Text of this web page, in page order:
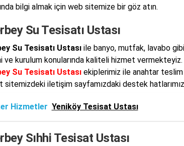
bilgi almak için web sitemize bir göz atın.
Su Tesisatı Ustası
Su Tesisatı Ustasıile banyo, mutfak, lavabo gibi
ve kurulum konularında kaliteli hizmet
Su Tesisatı Ustasıekiplerimiz ile anahtar
sitemizdeki iletişim sayfamızdaki destek
Hizmetler Yeniköy Tesisat Ustası
Sıhhi Tesisat Ustası